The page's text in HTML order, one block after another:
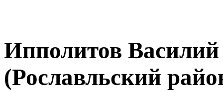
Ипполитов
(Рославльский